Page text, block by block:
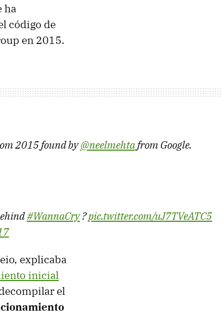
ha
código de
en 2015.
2015 found by@neelmehtafrom Google.
#WannaCry?pic.twitter.com/uJ7TVeATC5
explicaba
inicial
el